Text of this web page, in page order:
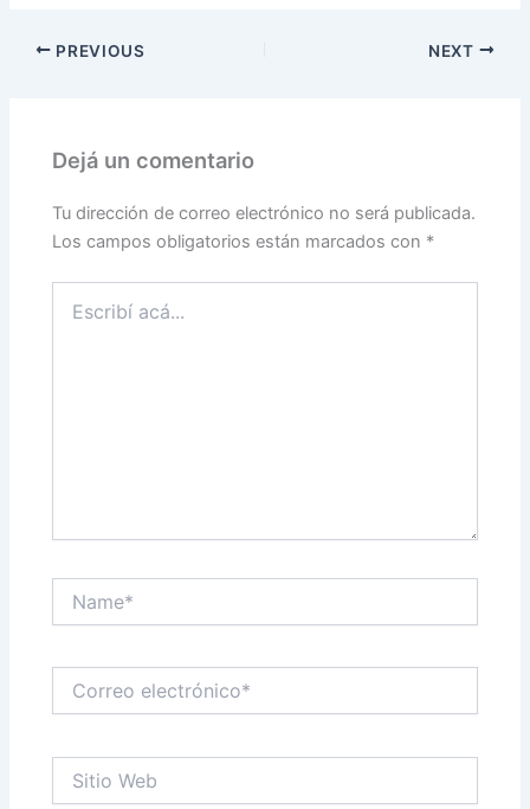
PREVIOUS NEXT
Dejá un comentario
Tu dirección de correo electrónico no será publicada.
Los campos obligatorios están marcados con *
acá...
electrónico*
Web